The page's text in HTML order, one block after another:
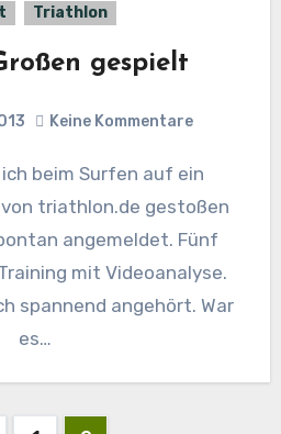
Triathlon
gespielt
Keine Kommentare
triathlon.de gestoßen
angemeldet. Fünf
mit Videoanalyse.
spannend angehört. War
es…